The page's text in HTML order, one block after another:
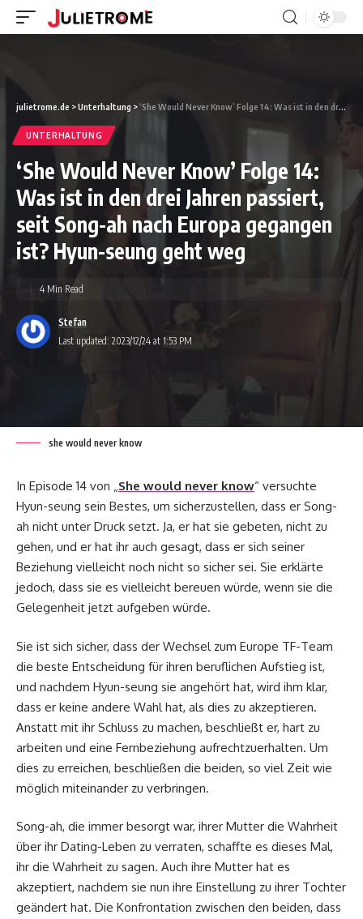
julietrome.de >Unterhaltung >‘She Would Never Know’ Folge 14: Was ist in den drei Jahren passiert, seit Song-ah nach Europa gegangen ist? Hyun-seung geht weg
UNTERHALTUNG
‘She Would Never Know’ Folge 14:
Was ist in den drei Jahren passiert,
seit Song-ah nach Europa gegangen
ist? Hyun-seung geht weg
Last updated: 2023/12/24 at 1:53 PM
Stefan
4 Min Read
she would never know
In Episode 14 von „She would never know“ versuchte
Hyun-seung sein Bestes, um sicherzustellen, dass er Song-
ah nicht unter Druck setzt. Ja, er hat sie gebeten, nicht zu
gehen, und er hat ihr auch gesagt, dass er sich seiner
Beziehung vielleicht noch nicht so sicher sei. Sie erklärte
jedoch, dass sie es vielleicht bereuen würde, wenn sie die
Gelegenheit jetzt aufgeben würde.
Sie ist sich sicher, dass der Wechsel zum Europe TF-Team
die beste Entscheidung für ihren beruflichen Aufstieg ist,
und nachdem Hyun-seung sie angehört hat, wird ihm klar,
dass er keine andere Wahl hat, als dies zu akzeptieren.
Anstatt mit ihr Schluss zu machen, beschließt er, hart zu
arbeiten und eine Fernbeziehung aufrechtzuerhalten. Um
dies zu erreichen, beschließen die beiden, so viel Zeit wie
möglich miteinander zu verbringen.
Song-ah, die immer besorgt war, ihrer Mutter die Wahrheit
über ihr Dating-Leben zu verraten, schaffte es dieses Mal,
ihr die Wahrheit zu sagen. Auch ihre Mutter hat es
akzeptiert, nachdem sie nun ihre Einstellung zu ihrer Tochter
geändert hat. Die Konfrontation zwischen den beiden, dass